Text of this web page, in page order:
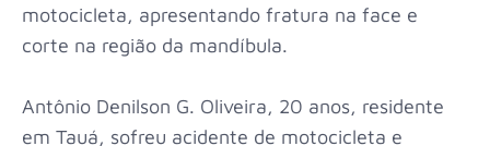
motocicleta, apresentando fratura na face e
corte na região da mandíbula.
Antônio Denilson G. Oliveira, 20 anos, residente
em Tauá, sofreu acidente de motocicleta e